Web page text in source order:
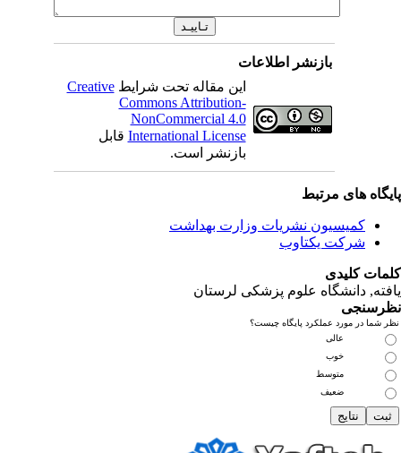
بازنشر اطلاعات
این مقاله تحت شرایطCreative
Commons Attribution-
NonCommercial 4.0
International Licenseقابل
بازنشر است.
های مرتبط
کمیسیون نشریات وزارت بهداشت
شرکت یکتاوب
کلیدی
, دانشگاه علوم پزشکی لرستان
شما در مورد عملکرد پایگاه چیست؟
عالی
خوب
متوسط
ضعیف